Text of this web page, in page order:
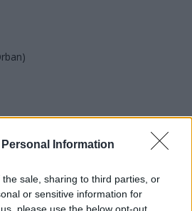
Information
sale, sharing to third parties, or
or sensitive information for
please use the below opt-out
(Târziu)